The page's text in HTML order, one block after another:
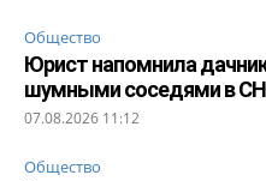
Общество
Юрист напомнила
шумными соседями в
07.08.2026 11:12
Общество